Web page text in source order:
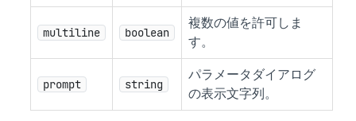
multiline boolean
複数の値を許可しま
す。
prompt string
パラメータダイアログ
の表示文字列。